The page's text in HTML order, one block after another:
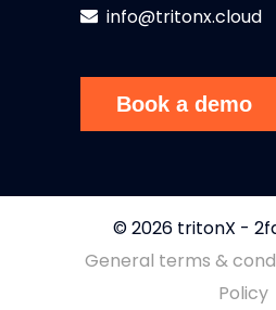
info@tritonx.cloud
Book a demo
© 2026 tritonX -
General terms &
Policy